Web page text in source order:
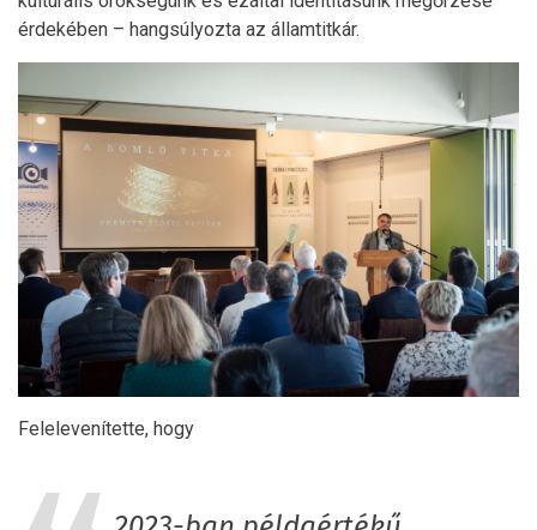
érdekében – hangsúlyozta az államtitkár.
Felelevenítette, hogy